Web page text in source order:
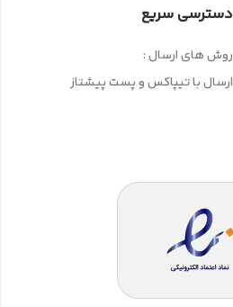
دسترسی سریع
روش های ارسال :
ارسال با تیپاکس و پست پیشتاز